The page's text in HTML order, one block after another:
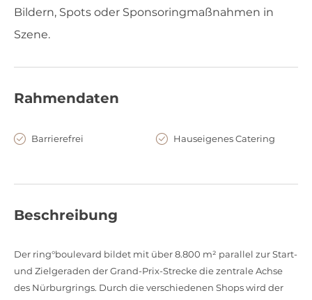
Bildern, Spots oder Sponsoringmaßnahmen in
Szene.
Rahmendaten
Barrierefrei Hauseigenes Catering
Beschreibung
Der ring°boulevard bildet mit über 8.800 m² parallel zur Start-
und Zielgeraden der Grand-Prix-Strecke die zentrale Achse
des Nürburgrings. Durch die verschiedenen Shops wird der